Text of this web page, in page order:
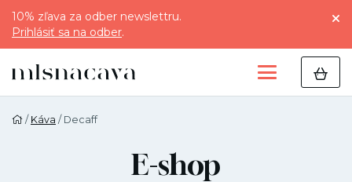
10% zľava za odber newslettru.
Prihlásiť sa na odber.
/ Káva / Decaff
E-shop